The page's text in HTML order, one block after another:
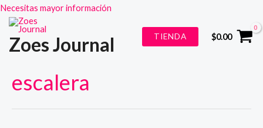
Necesitas mayor información
contenido
Zoes Journal TIENDA $0.00
escalera